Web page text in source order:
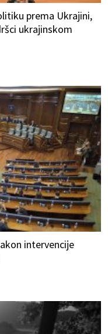
prema Ukrajini,
ukrajinskom
intervencije